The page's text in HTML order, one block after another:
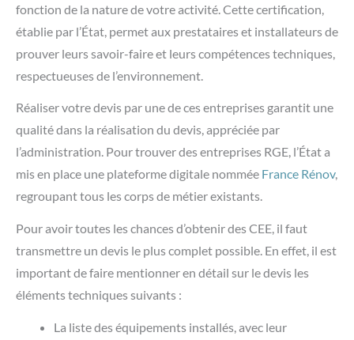
fonction de la nature de votre activité. Cette certification,
établie par l’État, permet aux prestataires et installateurs de
prouver leurs savoir-faire et leurs compétences techniques,
respectueuses de l’environnement.
Réaliser votre devis par une de ces entreprises garantit une
qualité dans la réalisation du devis, appréciée par
l’administration. Pour trouver des entreprises RGE, l’État a
mis en place une plateforme digitale nommée France Rénov,
regroupant tous les corps de métier existants.
Pour avoir toutes les chances d’obtenir des CEE, il faut
transmettre un devis le plus complet possible. En effet, il est
important de faire mentionner en détail sur le devis les
éléments techniques suivants :
La liste des équipements installés, avec leur